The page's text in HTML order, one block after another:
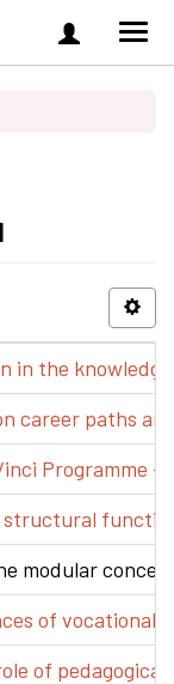
Zaloguj
się
in the
career paths
Programme
modular
of vocational
of